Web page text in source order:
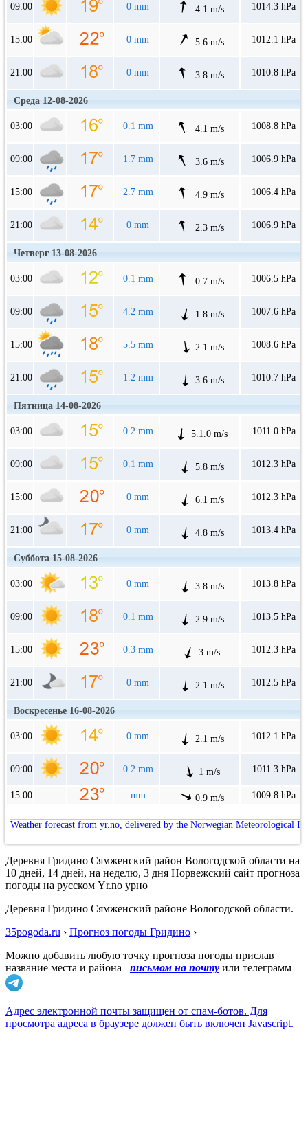
09:00 0 mm 4.1 m/s 1014.3 hPa
15:00 0 mm 5.6 m/s 1012.1 hPa
21:00 0 mm 3.8 m/s 1010.8 hPa
Среда 12-08-2026
03:00 0.1 mm 4.1 m/s 1008.8 hPa
09:00 1.7 mm 3.6 m/s 1006.9 hPa
15:00 2.7 mm 4.9 m/s 1006.4 hPa
21:00 0 mm 2.3 m/s 1006.9 hPa
Четверг 13-08-2026
03:00 0.1 mm 0.7 m/s 1006.5 hPa
09:00 4.2 mm 1.8 m/s 1007.6 hPa
15:00 5.5 mm 2.1 m/s 1008.6 hPa
21:00 1.2 mm 3.6 m/s 1010.7 hPa
Пятница 14-08-2026
03:00 0.2 mm 5.1.0 m/s 1011.0 hPa
09:00 0.1 mm 5.8 m/s 1012.3 hPa
15:00 0 mm 6.1 m/s 1012.3 hPa
21:00 0 mm 4.8 m/s 1013.4 hPa
Суббота 15-08-2026
03:00 0 mm 3.8 m/s 1013.8 hPa
09:00 0.1 mm 2.9 m/s 1013.5 hPa
15:00 0.3 mm 3 m/s 1012.3 hPa
21:00 0 mm 2.1 m/s 1012.5 hPa
Воскресенье 16-08-2026
03:00 0 mm 2.1 m/s 1012.1 hPa
09:00 0.2 mm 1 m/s 1011.3 hPa
15:00 mm 0.9 m/s 1009.8 hPa
Weather forecast from yr.no, delivered by the Norwegian Meteorological
Деревня Гридино Сямженский район Вологодской области на
10 дней, 14 дней, на неделю, 3 дня Норвежский сайт прогноза
погоды на русском Yr.no урно
Деревня Гридино Сямженский районе Вологодской области.
35pogoda.ru › Прогноз погоды Гридино ›
Можно добавить любую точку прогноза погоды прислав
название места и района
письмом на почту или телеграмм
Адрес электронной почты защищен от спам-ботов. Для
просмотра адреса в браузере должен быть включен Javascript.